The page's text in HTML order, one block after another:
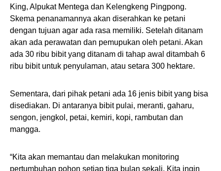
King, Alpukat Mentega dan Kelengkeng Pingpong.
Skema penanamannya akan diserahkan ke petani
dengan tujuan agar ada rasa memiliki. Setelah ditanam
akan ada perawatan dan pemupukan oleh petani. Akan
ada 30 ribu bibit yang ditanam di tahap awal ditambah 6
ribu bibit untuk penyulaman, atau setara 300 hektare.
Sementara, dari pihak petani ada 16 jenis bibit yang bisa
disediakan. Di antaranya bibit pulai, meranti, gaharu,
sengon, jengkol, petai, kemiri, kopi, rambutan dan
mangga.
“Kita akan memantau dan melakukan monitoring
pertumbuhan pohon setiap tiga bulan sekali. Kita ingin